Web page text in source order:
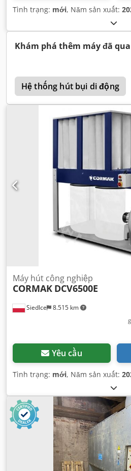
Tình trạng: mới, Năm sản xuất:
Khám phá thêm máy đã
Hệ thống hút bụi di động
Siedlce 8.515 km
Máy hút công nghiệp
CORMAK DCV6500E
Yêu cầu
Tình trạng: mới, Năm sản xuất: